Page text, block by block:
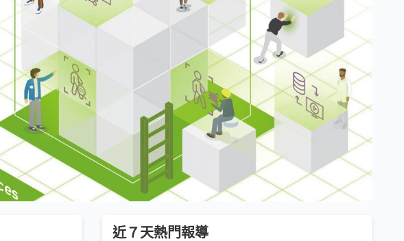
近７天熱門報導